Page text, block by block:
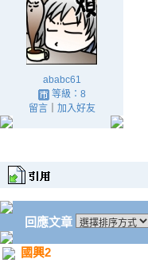
ababc61
等級：8
留言｜ 加入好友
回應文章
國興2